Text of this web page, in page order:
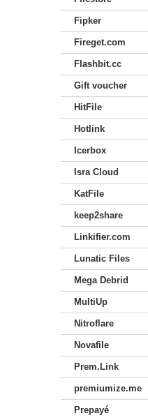
Fipker
Fireget.com
Flashbit.cc
Gift voucher
HitFile
Hotlink
Icerbox
Isra Cloud
KatFile
keep2share
Linkifier.com
Lunatic Files
Mega Debrid
MultiUp
Nitroflare
Novafile
Prem.Link
premiumize.me
Prepayé